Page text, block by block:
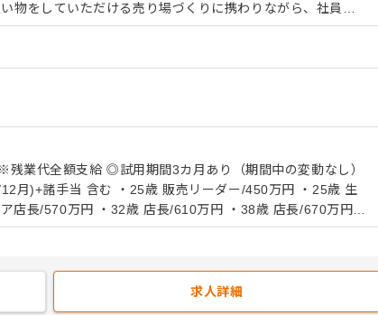
物をしていただける売り場づくりに携わりながら、社員な
。 また、現場にいながら各店舗の限定
発に携われることも大きな特徴です。大手の安定した環境
をカタチにして発信できるクリエイティブな環境が整って
全額支給となっており、働いた分だけしっかり稼げるクリ
。退職金制度や財形貯蓄制度といった福利厚生が充実して
繁忙期であっても残業は月30時間程度に収まります。安定
ます。
業代全額支給 ◎試用期間3カ月あり（期間中の変動なし）
月)+諸手当 含む ・25歳 販売リーダー/450万円 ・25歳 生
店長/570万円 ・32歳 店長/610万円 ・38歳 店長/670万円
求人詳細